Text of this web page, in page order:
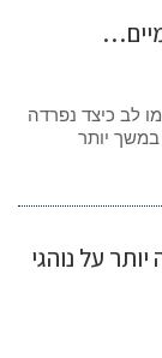
לב כיצד נפרדה
על נוהגי